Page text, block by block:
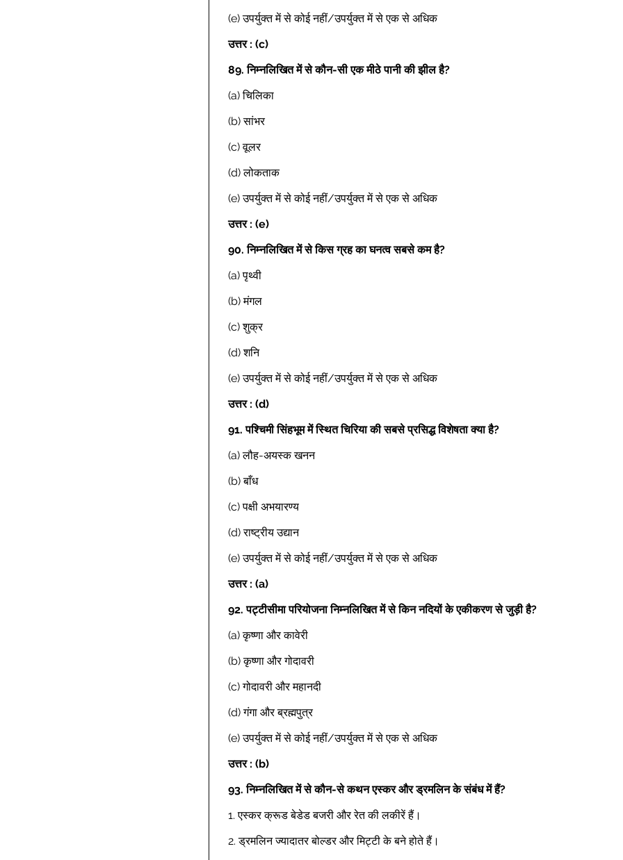
(e) उपर्युक्त में से कोई नहीं/उपर्युक्त में से एक से अधिक
उत्तर : (c)
89. निम्नलिखित में से कौन-सी एक मीठे पानी की झील है?
(a) चिलिका
(b) सांभर
(c) वूलर
(d) लोकताक
(e) उपर्युक्त में से कोई नहीं/उपर्युक्त में से एक से अधिक
उत्तर : (e)
90. निम्नलिखित में से किस ग्रह का घनत्व सबसे कम है?
(a) पृथ्वी
(b) मंगल
(c) शुक्र
(d) शनि
(e) उपर्युक्त में से कोई नहीं/उपर्युक्त में से एक से अधिक
उत्तर : (d)
91. पश्चिमी सिंहभूम में स्थित चिरिया की सबसे प्रसिद्ध विशेषता क्या है?
(a) लौह-अयस्क खनन
(b) बाँध
(c) पक्षी अभयारण्य
(d) राष्ट्रीय उद्यान
(e) उपर्युक्त में से कोई नहीं/उपर्युक्त में से एक से अधिक
उत्तर : (a)
92. पट्टीसीमा परियोजना निम्नलिखित में से किन नदियों के एकीकरण से जुड़ी है?
(a) कृष्णा और कावेरी
(b) कृष्णा और गोदावरी
(c) गोदावरी और महानदी
(d) गंगा और ब्रह्मपुत्र
(e) उपर्युक्त में से कोई नहीं/उपर्युक्त में से एक से अधिक
उत्तर : (b)
93. निम्नलिखित में से कौन-से कथन एस्कर और ड्रमलिन के संबंध में हैं?
1. एस्कर क्रूड बेडेड बजरी और रेत की लकीरें हैं।
2. ड्रमलिन ज्यादातर बोल्डर और मिट्टी के बने होते हैं।